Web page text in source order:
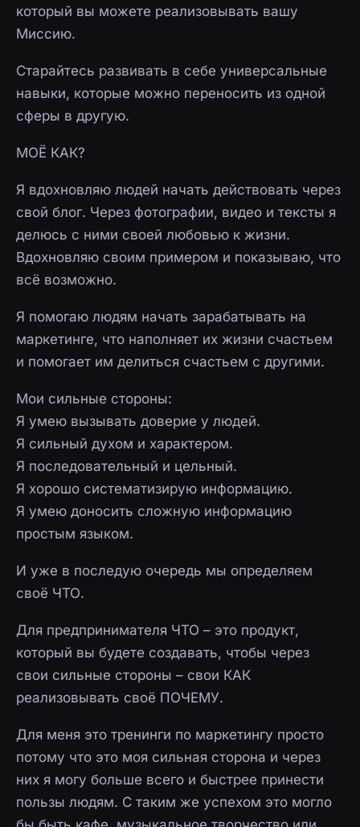
который вы можете реализовывать вашу
Миссию.
Старайтесь развивать в себе универсальные
навыки, которые можно переносить из одной
сферы в другую.
МОЁ КАК?
Я вдохновляю людей начать действовать через
свой блог. Через фотографии, видео и тексты я
делюсь с ними своей любовью к жизни.
Вдохновляю своим примером и показываю, что
всё возможно.
Я помогаю людям начать зарабатывать на
маркетинге, что наполняет их жизни счастьем
и помогает им делиться счастьем с другими.
Мои сильные стороны:
Я умею вызывать доверие у людей.
Я сильный духом и характером.
Я последовательный и цельный.
Я хорошо систематизирую информацию.
Я умею доносить сложную информацию
простым языком.
И уже в последую очередь мы определяем
своё ЧТО.
Для предпринимателя ЧТО – это продукт,
который вы будете создавать, чтобы через
свои сильные стороны – свои КАК
реализовывать своё ПОЧЕМУ.
Для меня это тренинги по маркетингу просто
потому что это моя сильная сторона и через
них я могу больше всего и быстрее принести
пользы людям. С таким же успехом это могло